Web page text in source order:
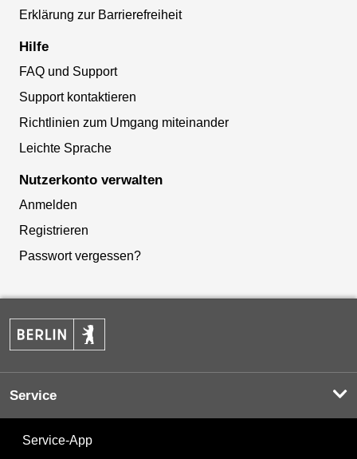
Erklärung zur Barrierefreiheit
Hilfe
FAQ und Support
Support kontaktieren
Richtlinien zum Umgang miteinander
Leichte Sprache
Nutzerkonto verwalten
Anmelden
Registrieren
Passwort vergessen?
Service
Service-App